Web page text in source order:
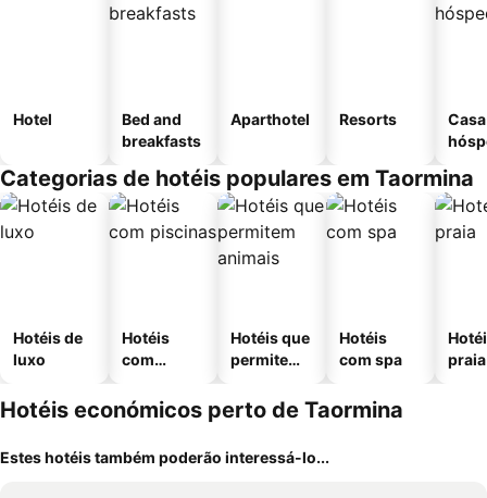
Hotel
Bed and
breakfasts
Aparthotel Resorts
Categorias de hotéis populares em Taormina
Hotéis de
luxo
Hotéis
com
Hotéis que
permitem
Hotéis
com spa
praia
Hotéis económicos perto de Taormina
Estes hotéis também poderão interessá-lo...